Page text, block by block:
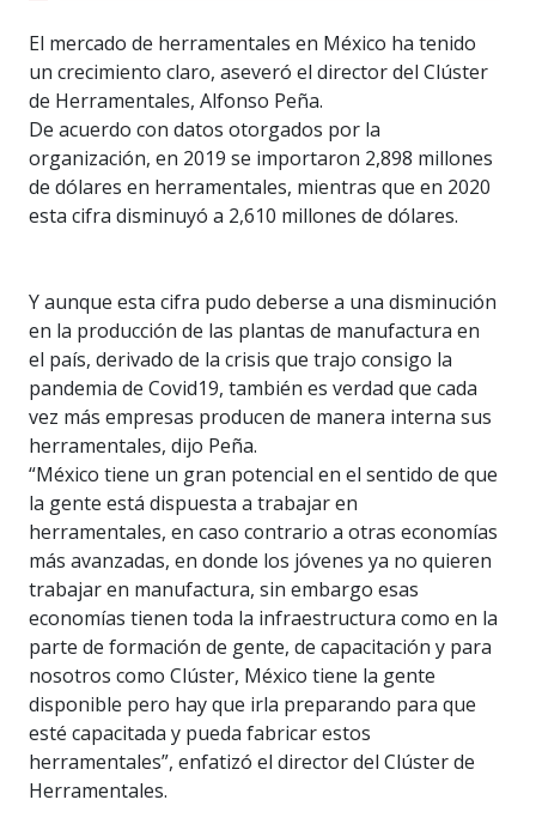
El mercado de herramentales en México ha tenido
un crecimiento claro, aseveró el director del Clúster
de Herramentales, Alfonso Peña.
De acuerdo con datos otorgados por la
organización, en 2019 se importaron 2,898 millones
de dólares en herramentales, mientras que en 2020
esta cifra disminuyó a 2,610 millones de dólares.
Y aunque esta cifra pudo deberse a una disminución
en la producción de las plantas de manufactura en
el país, derivado de la crisis que trajo consigo la
pandemia de Covid19, también es verdad que cada
vez más empresas producen de manera interna sus
herramentales, dijo Peña.
“México tiene un gran potencial en el sentido de que
la gente está dispuesta a trabajar en
herramentales, en caso contrario a otras economías
más avanzadas, en donde los jóvenes ya no quieren
trabajar en manufactura, sin embargo esas
economías tienen toda la infraestructura como en la
parte de formación de gente, de capacitación y para
nosotros como Clúster, México tiene la gente
disponible pero hay que irla preparando para que
esté capacitada y pueda fabricar estos
herramentales”, enfatizó el director del Clúster de
Herramentales.